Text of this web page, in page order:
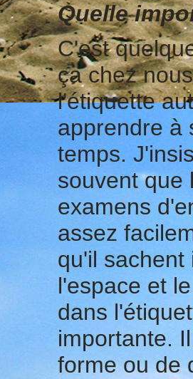
Quelle
C'est
ça chez
l'étiquette
apprendre à
temps.
souvent que
examens
assez
qu'il
l'espace et
dans
importante.
forme ou de